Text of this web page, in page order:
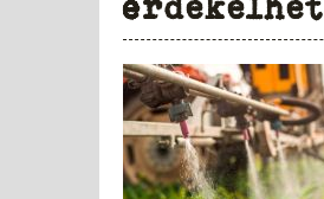
érdekelhet